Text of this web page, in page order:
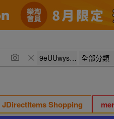
JDirectItems Shopping